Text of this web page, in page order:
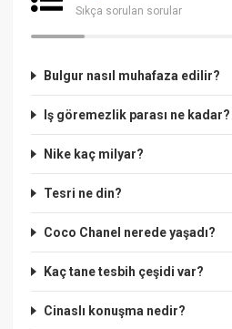
Sıkça sorulan sorular
Bulgur nasıl muhafaza edilir?
Iş göremezlik parası ne kadar?
Nike kaç milyar?
Tesri ne din?
Coco Chanel nerede yaşadı?
Kaç tane tesbih çeşidi var?
Cinaslı konuşma nedir?